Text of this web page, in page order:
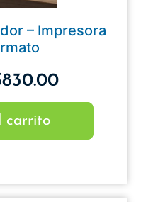
– Impresora
830.00
carrito